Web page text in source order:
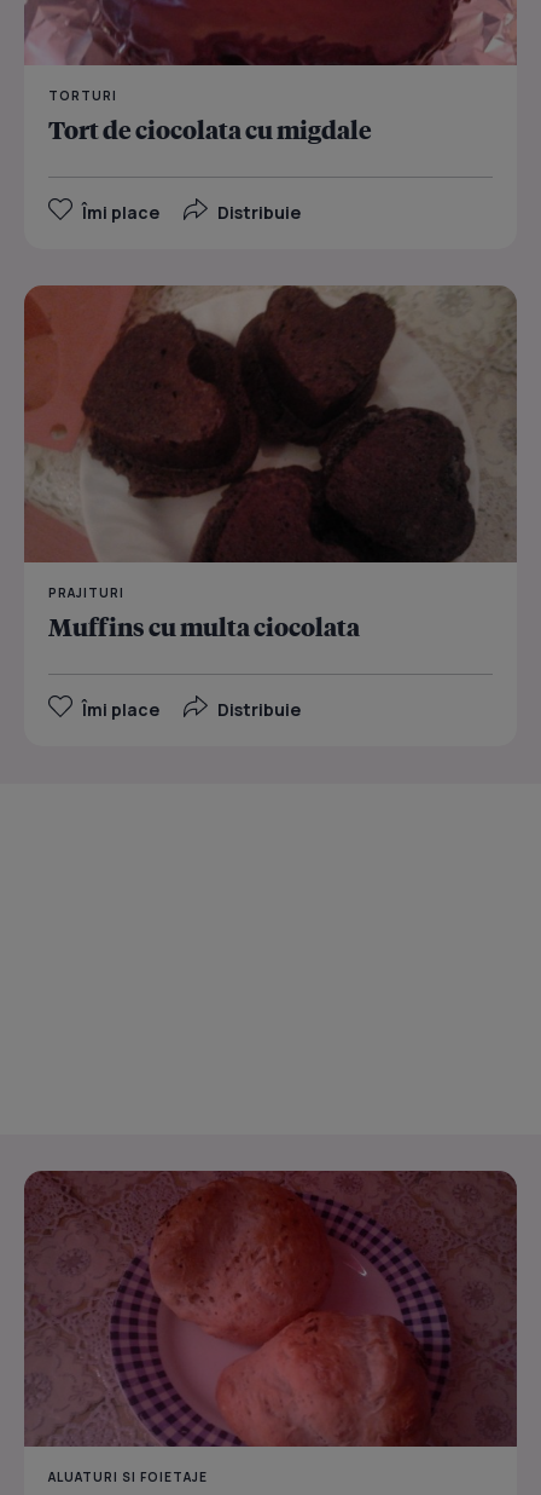
TORTURI
Tort de ciocolata cu migdale
Îmi place Distribuie
PRAJITURI
Muffins cu multa ciocolata
Îmi place Distribuie
ALUATURI SI FOIETAJE